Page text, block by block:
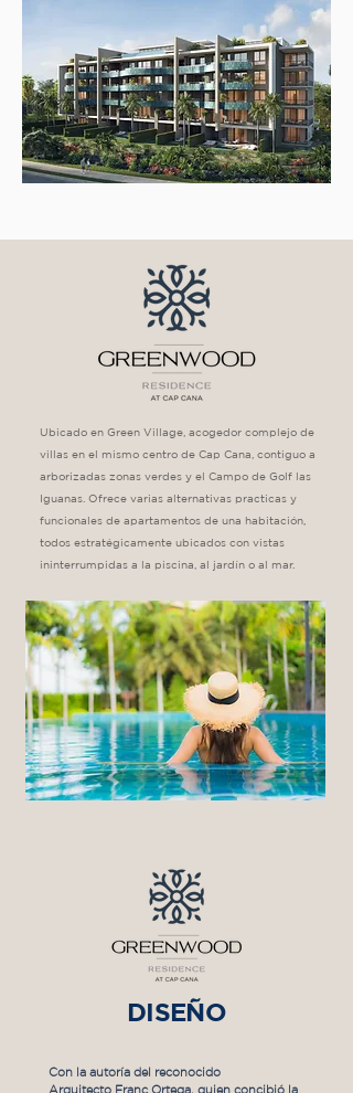
Ubicado en Green Village, acogedor complejo de
villas en el mismo centro de Cap Cana, contiguo a
arborizadas zonas verdes y el Campo de Golf las
Iguanas. Ofrece varias alternativas practicas y
funcionales de apartamentos de una habitación,
todos estratégicamente ubicados con vistas
ininterrumpidas a la piscina, al jardín o al mar.
DISEÑO
Con la autoría del reconocido